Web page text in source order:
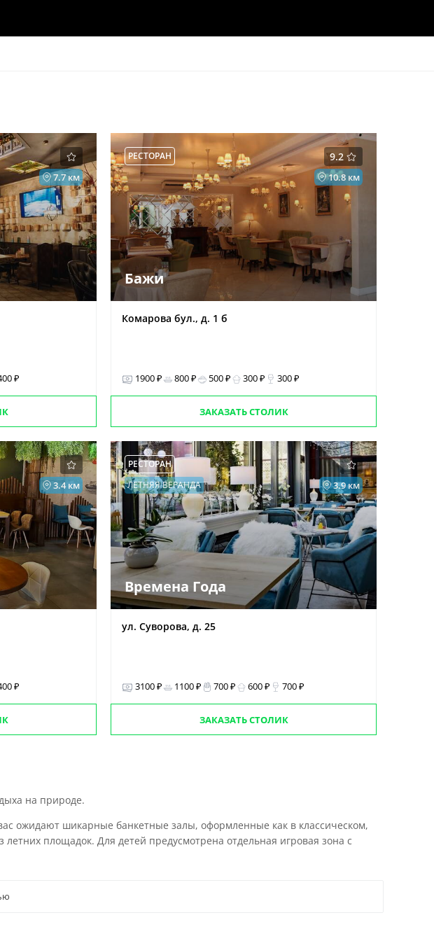
7.7 км
₽
9.2
РЕСТОРАН
10.8 км
Бажи
Комарова бул., д. 1 б
1900 ₽ 800 ₽ 500 ₽ 300 ₽ 300 ₽
ЗАКАЗАТЬ СТОЛИК
3.4 км
₽
РЕСТОРАН
3.9 км
ЛЕТНЯЯ ВЕРАНДА
Времена Года
ул. Суворова, д. 25
3100 ₽ 1100 ₽ 700 ₽ 600 ₽ 700 ₽
ЗАКАЗАТЬ СТОЛИК
на природе.
ожидают шикарные банкетные залы, оформленные как в классическом,
площадок. Для детей предусмотрена отдельная игровая зона с